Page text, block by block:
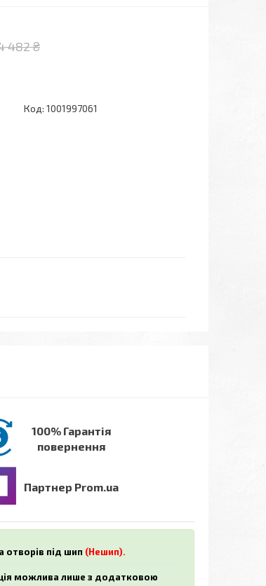
482 ₴
Код: 1001997061
100% Гарантія
повернення
Партнер Prom.ua
отворів під шип (Нешип).
можлива лише з додатковою